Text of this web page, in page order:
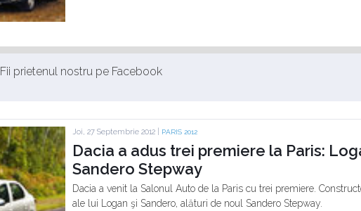
Fii prietenul nostru pe Facebook
Joi, 27 Septembrie 2012 | PARIS 2012
Dacia a adus trei premiere la Paris:
Sandero Stepway
Dacia a venit la Salonul Auto de la Paris cu trei premiere.
ale lui Logan şi Sandero, alături de noul Sandero Stepway.